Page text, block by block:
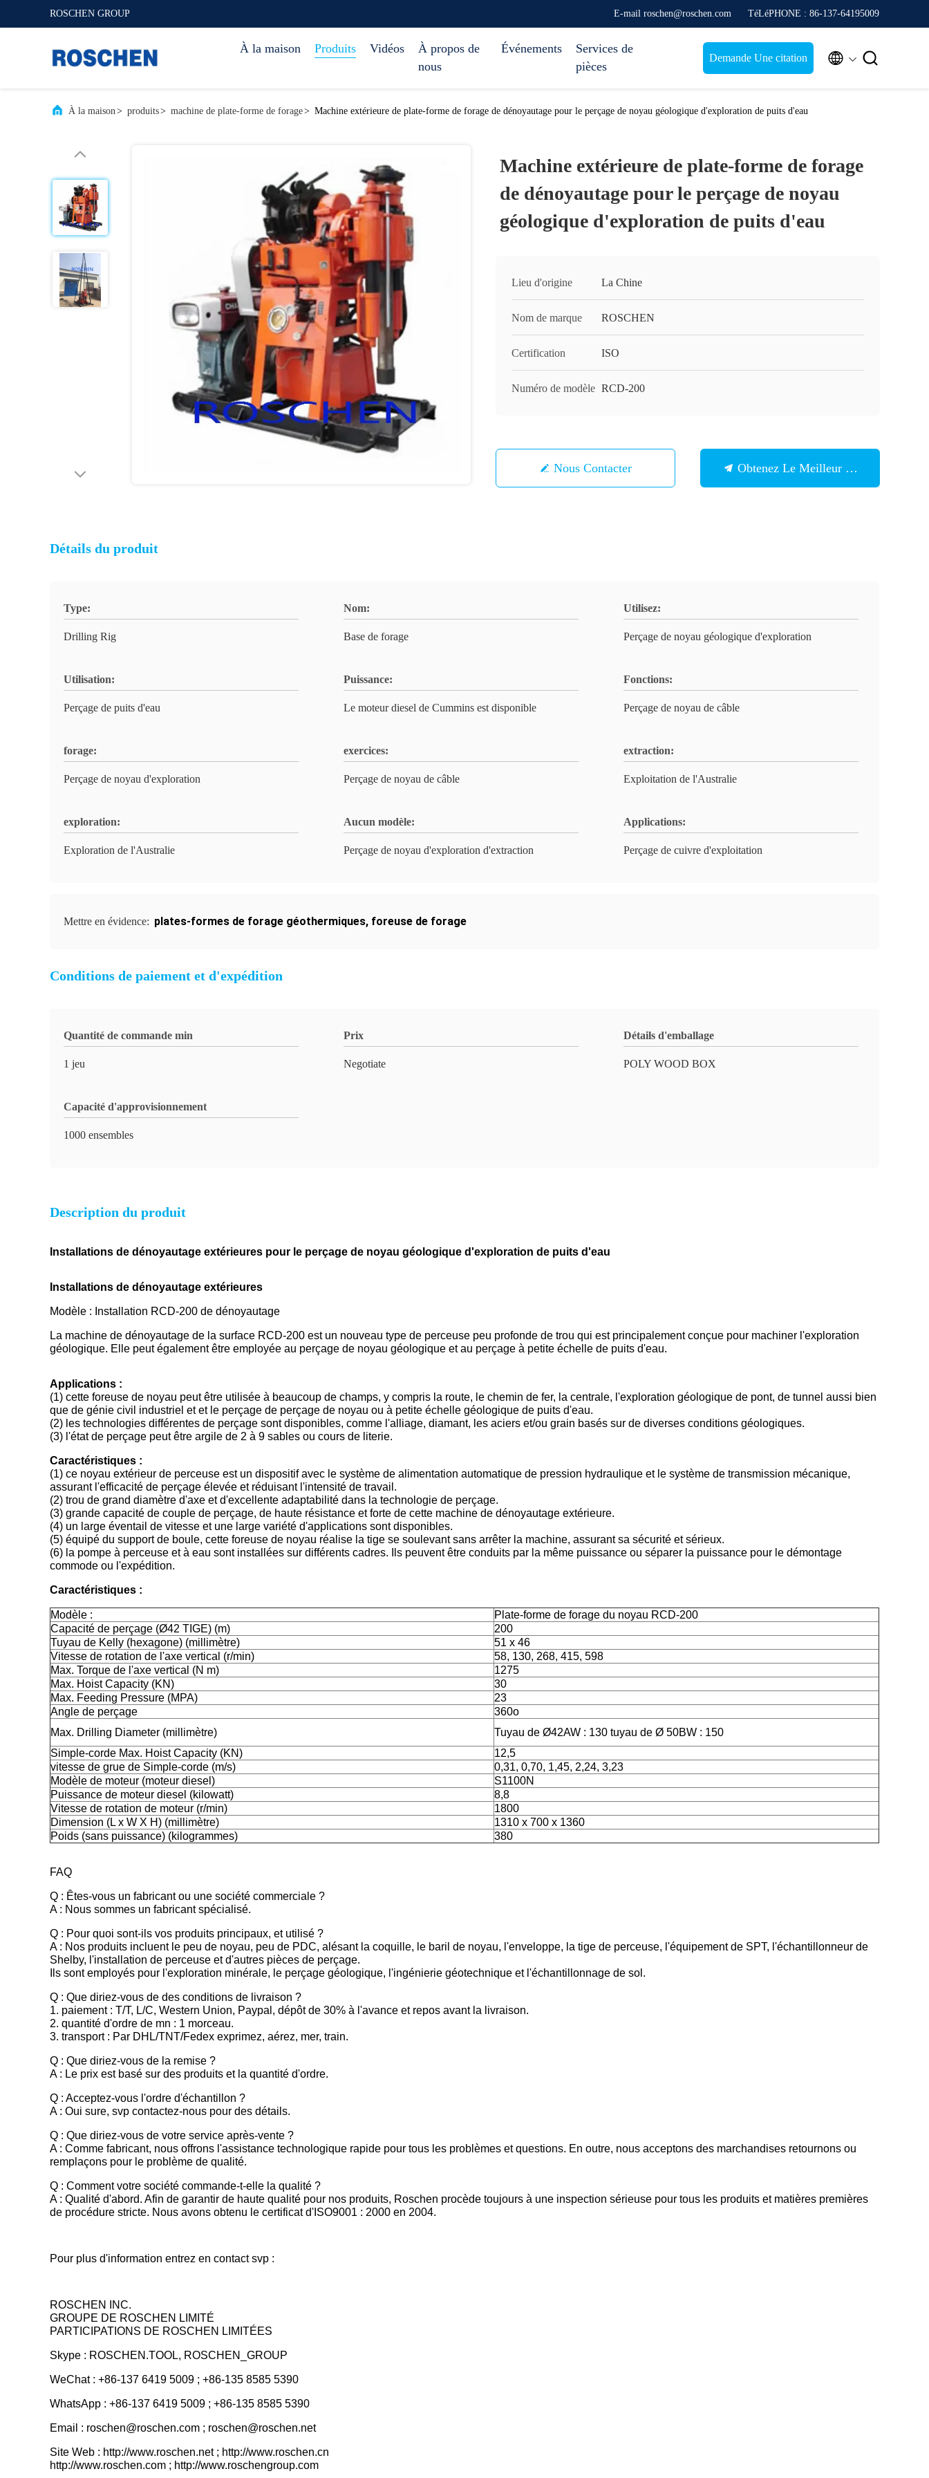
ROSCHEN GROUP E-mail roschen@roschen.com TéLéPHONE : 86-137-64195009
À la maison Produits Vidéos
À propos de
nous
Événements
Services de
pièces
Demande Une citation  
À la maison> produits> machine de plate-forme de forage> Machine extérieure de plate-forme de forage de dénoyautage pour le perçage de noyau géologique d'exploration de puits d'eau
Machine extérieure de plate-forme de forage
de dénoyautage pour le perçage de noyau
géologique d'exploration de puits d'eau
Lieu d'origine La Chine
Nom de marque ROSCHEN
Certification ISO
Numéro de modèle RCD-200
Nous Contacter Obtenez Le Meilleur Prix
Détails du produit
Type:
Drilling Rig
Nom:
Base de forage
Utilisez:
Perçage de noyau géologique d'exploration
Utilisation:
Perçage de puits d'eau
Puissance:
Le moteur diesel de Cummins est disponible
Fonctions:
Perçage de noyau de câble
forage:
Perçage de noyau d'exploration
exercices:
Perçage de noyau de câble
extraction:
Exploitation de l'Australie
exploration:
Exploration de l'Australie
Aucun modèle:
Perçage de noyau d'exploration d'extraction
Applications:
Perçage de cuivre d'exploitation
Mettre en évidence: plates-formes de forage géothermiques, foreuse de forage
Conditions de paiement et d'expédition
Quantité de commande min
1 jeu
Prix
Negotiate
Détails d'emballage
POLY WOOD BOX
Capacité d'approvisionnement
1000 ensembles
Description du produit
Installations de dénoyautage extérieures pour le perçage de noyau géologique d'exploration de puits d'eau
Installations de dénoyautage extérieures
Modèle : Installation RCD-200 de dénoyautage
La machine de dénoyautage de la surface RCD-200 est un nouveau type de perceuse peu profonde de trou qui est principalement conçue pour machiner l'exploration
géologique. Elle peut également être employée au perçage de noyau géologique et au perçage à petite échelle de puits d'eau.
Applications :
(1) cette foreuse de noyau peut être utilisée à beaucoup de champs, y compris la route, le chemin de fer, la centrale, l'exploration géologique de pont, de tunnel aussi bien
que de génie civil industriel et et le perçage de perçage de noyau ou à petite échelle géologique de puits d'eau.
(2) les technologies différentes de perçage sont disponibles, comme l'alliage, diamant, les aciers et/ou grain basés sur de diverses conditions géologiques.
(3) l'état de perçage peut être argile de 2 à 9 sables ou cours de literie.
Caractéristiques :
(1) ce noyau extérieur de perceuse est un dispositif avec le système de alimentation automatique de pression hydraulique et le système de transmission mécanique,
assurant l'efficacité de perçage élevée et réduisant l'intensité de travail.
(2) trou de grand diamètre d'axe et d'excellente adaptabilité dans la technologie de perçage.
(3) grande capacité de couple de perçage, de haute résistance et forte de cette machine de dénoyautage extérieure.
(4) un large éventail de vitesse et une large variété d'applications sont disponibles.
(5) équipé du support de boule, cette foreuse de noyau réalise la tige se soulevant sans arrêter la machine, assurant sa sécurité et sérieux.
(6) la pompe à perceuse et à eau sont installées sur différents cadres. Ils peuvent être conduits par la même puissance ou séparer la puissance pour le démontage
commode ou l'expédition.
Caractéristiques :
Modèle :
Plate-forme de forage du noyau RCD-200
Capacité de perçage (Ø42 TIGE) (m)
200
Tuyau de Kelly (hexagone) (millimètre)
51 x 46
Vitesse de rotation de l'axe vertical (r/min)
58, 130, 268, 415, 598
Max. Torque de l'axe vertical (N m)
1275
Max. Hoist Capacity (KN)
30
Max. Feeding Pressure (MPA)
23
Angle de perçage
360o
Max. Drilling Diameter (millimètre)
Tuyau de Ø42AW : 130 tuyau de Ø 50BW : 150
Simple-corde Max. Hoist Capacity (KN)
12,5
vitesse de grue de Simple-corde (m/s)
0,31, 0,70, 1,45, 2,24, 3,23
Modèle de moteur (moteur diesel)
S1100N
Puissance de moteur diesel (kilowatt)
8,8
Vitesse de rotation de moteur (r/min)
1800
Dimension (L x W X H) (millimètre)
1310 x 700 x 1360
Poids (sans puissance) (kilogrammes)
380
FAQ
Q : Êtes-vous un fabricant ou une société commerciale ?
A : Nous sommes un fabricant spécialisé.
Q : Pour quoi sont-ils vos produits principaux, et utilisé ?
A : Nos produits incluent le peu de noyau, peu de PDC, alésant la coquille, le baril de noyau, l'enveloppe, la tige de perceuse, l'équipement de SPT, l'échantillonneur de
Shelby, l'installation de perceuse et d'autres pièces de perçage.
Ils sont employés pour l'exploration minérale, le perçage géologique, l'ingénierie géotechnique et l'échantillonnage de sol.
Q : Que diriez-vous de des conditions de livraison ?
1. paiement : T/T, L/C, Western Union, Paypal, dépôt de 30% à l'avance et repos avant la livraison.
2. quantité d'ordre de mn : 1 morceau.
3. transport : Par DHL/TNT/Fedex exprimez, aérez, mer, train.
Q : Que diriez-vous de la remise ?
A : Le prix est basé sur des produits et la quantité d'ordre.
Q : Acceptez-vous l'ordre d'échantillon ?
A : Oui sure, svp contactez-nous pour des détails.
Q : Que diriez-vous de votre service après-vente ?
A : Comme fabricant, nous offrons l'assistance technologique rapide pour tous les problèmes et questions. En outre, nous acceptons des marchandises retournons ou
remplaçons pour le problème de qualité.
Q : Comment votre société commande-t-elle la qualité ?
A : Qualité d'abord. Afin de garantir de haute qualité pour nos produits, Roschen procède toujours à une inspection sérieuse pour tous les produits et matières premières
de procédure stricte. Nous avons obtenu le certificat d'ISO9001 : 2000 en 2004.
Pour plus d'information entrez en contact svp :
ROSCHEN INC.
GROUPE DE ROSCHEN LIMITÉ
PARTICIPATIONS DE ROSCHEN LIMITÉES
Skype : ROSCHEN.TOOL, ROSCHEN_GROUP
WeChat : +86-137 6419 5009 ; +86-135 8585 5390
WhatsApp : +86-137 6419 5009 ; +86-135 8585 5390
Email : roschen@roschen.com ; roschen@roschen.net
Site Web : http://www.roschen.net ; http://www.roschen.cn
http://www.roschen.com ; http://www.roschengroup.com